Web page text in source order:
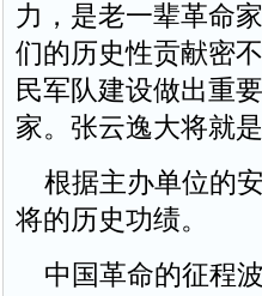
力，是老一辈革命
们的历史性贡献密
民军队建设做出重
家。张云逸大将就
根据主办单位的
将的历史功绩。
中国革命的征程